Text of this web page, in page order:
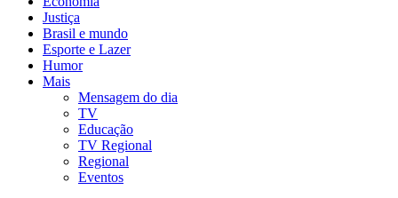
Justiça
Brasil e mundo
Esporte e Lazer
Humor
Mais
Mensagem do dia
TV
Educação
TV Regional
Regional
Eventos